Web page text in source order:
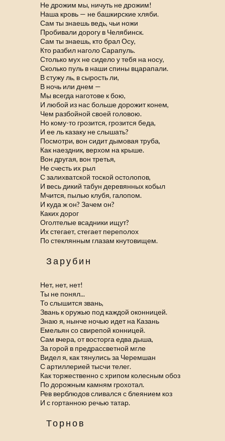
Не дрожим мы, ничуть не дрожим!
Наша кровь — не башкирские хляби.
Сам ты знаешь ведь, чьи ножи
Пробивали дорогу в Челябинск.
Сам ты знаешь, кто брал Осу,
Кто разбил наголо Сарапуль.
Столько мух не сидело у тебя на носу,
Сколько пуль в наши спины вцарапали.
В стужу ль, в сырость ли,
В ночь или днем —
Мы всегда наготове к бою,
И любой из нас больше дорожит конем,
Чем разбойной своей головою.
Но кому-то грозится, грозится беда,
И ее ль казаку не слышать?
Посмотри, вон сидит дымовая труба,
Как наездник, верхом на крыше.
Вон другая, вон третья,
Не счесть их рыл
С залихватской тоской остолопов,
И весь дикий табун деревянных кобыл
Мчится, пылью клубя, галопом.
И куда ж он? Зачем он?
Каких дорог
Оголтелые всадники ищут?
Их стегает, стегает переполох
По стеклянным глазам кнутовищем.
Зарубин
Нет, нет, нет!
Ты не понял...
То слышится звань,
Звань к оружью под каждой оконницей.
Знаю я, нынче ночью идет на Казань
Емельян со свирепой конницей.
Сам вчера, от восторга едва дыша,
За горой в предрассветной мгле
Видел я, как тянулись за Черемшан
С артиллерией тысчи телег.
Как торжественно с хрипом колесным обоз
По дорожным камням грохотал.
Рев верблюдов сливался с блеянием коз
И с гортанною речью татар.
Торнов